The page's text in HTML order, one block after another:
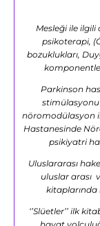
Mesleği ile
psikoterapi,
bozuklukları,
Parkinson
stimülasyonu
nöromodülasyon
Hastanesinde
psikiyatri
Uluslararası
uluslar arası
kitaplarında
‘’Slüetler’’ ilk